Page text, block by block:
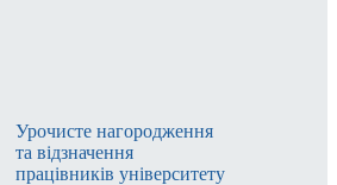
Урочисте нагородження
та відзначення
працівників університету